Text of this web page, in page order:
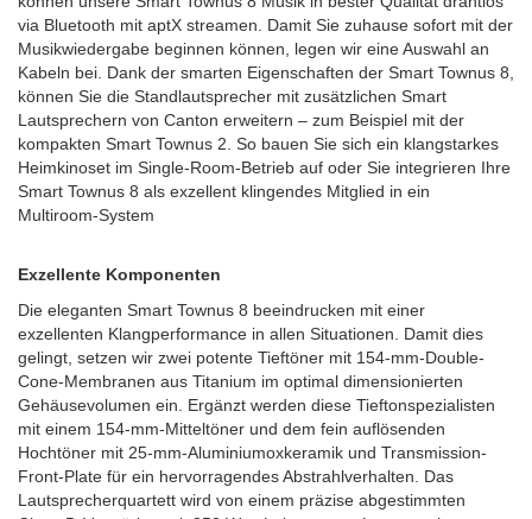
via Bluetooth mit aptX streamen. Damit Sie zuhause sofort mit der
Musikwiedergabe beginnen können, legen wir eine Auswahl an
Kabeln bei. Dank der smarten Eigenschaften der Smart Townus 8,
können Sie die Standlautsprecher mit zusätzlichen Smart
Lautsprechern von Canton erweitern – zum Beispiel mit der
kompakten Smart Townus 2. So bauen Sie sich ein klangstarkes
Heimkinoset im Single-Room-Betrieb auf oder Sie integrieren Ihre
Smart Townus 8 als exzellent klingendes Mitglied in ein
Multiroom-System
Exzellente Komponenten
Die eleganten Smart Townus 8 beeindrucken mit einer
exzellenten Klangperformance in allen Situationen. Damit dies
gelingt, setzen wir zwei potente Tieftöner mit 154-mm-Double-
Cone-Membranen aus Titanium im optimal dimensionierten
Gehäusevolumen ein. Ergänzt werden diese Tieftonspezialisten
mit einem 154-mm-Mitteltöner und dem fein auflösenden
Hochtöner mit 25-mm-Aluminiumoxkeramik und Transmission-
Front-Plate für ein hervorragendes Abstrahlverhalten. Das
Lautsprecherquartett wird von einem präzise abgestimmten